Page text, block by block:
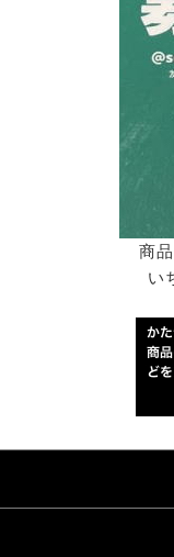
商
い